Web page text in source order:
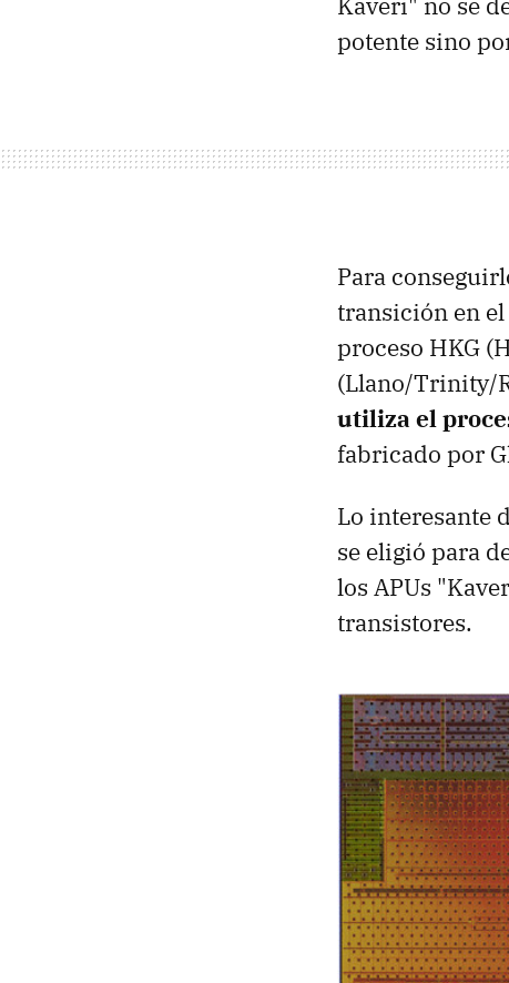
potente sino
Para
transición en
proceso HKG
(Llano/Trinity/
utiliza el
fabricado por
Lo interesante
se eligió para
los APUs
transistores.